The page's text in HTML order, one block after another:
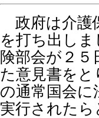
政府は介護
を打ち出し
険部会が２
た意見書を
の通常国会に
実行された